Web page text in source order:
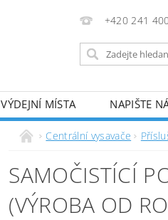
+420 241
VÝDEJNÍ MÍSTA NAPIŠTE
Centrální vysavače
SAMOČISTÍCÍ
(VÝROBA OD